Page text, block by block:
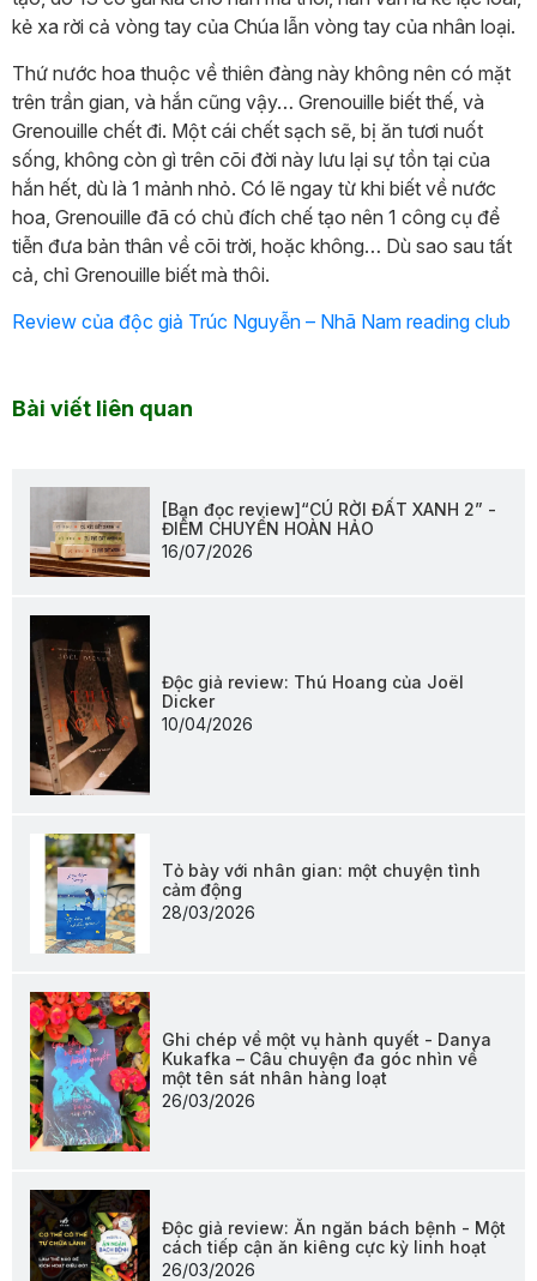
kẻ xa rời cả vòng tay của Chúa lẫn vòng tay của nhân loại.
Thứ nước hoa thuộc về thiên đàng này không nên có mặt
trên trần gian, và hắn cũng vậy… Grenouille biết thế, và
Grenouille chết đi. Một cái chết sạch sẽ, bị ăn tươi nuốt
sống, không còn gì trên cõi đời này lưu lại sự tồn tại của
hắn hết, dù là 1 mảnh nhỏ. Có lẽ ngay từ khi biết về nước
hoa, Grenouille đã có chủ đích chế tạo nên 1 công cụ để
tiễn đưa bản thân về cõi trời, hoặc không… Dù sao sau tất
cả, chỉ Grenouille biết mà thôi.
Review của độc giả Trúc Nguyễn – Nhã Nam reading club
Bài viết liên quan
[Bạn đọc review]“CÚ RỜI ĐẤT XANH 2” -
ĐIỂM CHUYỂN HOÀN HẢO
16/07/2026
Độc giả review: Thú Hoang của Joël
Dicker
10/04/2026
Tỏ bày với nhân gian: một chuyện tình
cảm động
28/03/2026
Ghi chép về một vụ hành quyết - Danya
Kukafka – Câu chuyện đa góc nhìn về
một tên sát nhân hàng loạt
26/03/2026
Độc giả review: Ăn ngăn bách bệnh - Một
cách tiếp cận ăn kiêng cực kỳ linh hoạt
26/03/2026